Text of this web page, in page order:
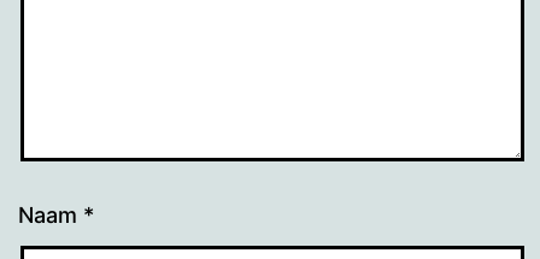
Naam *